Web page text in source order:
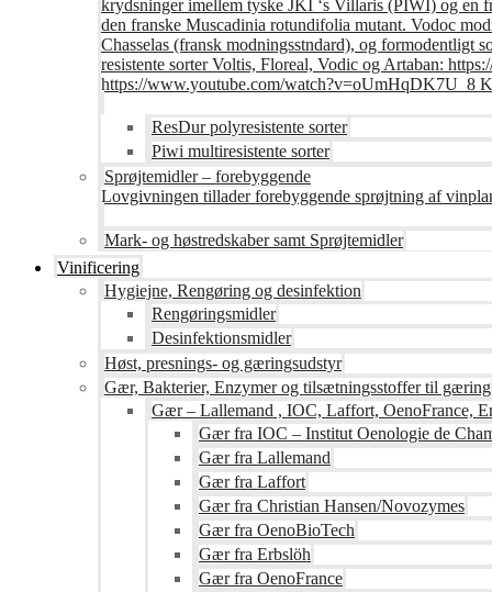
krydsninger imellem tyske JKI ‘s Villaris (PIWI) og en
den franske Muscadinia rotundifolia mutant. Vodoc
Chasselas (fransk modningsstndard), og formodentligt
resistente sorter Voltis, Floreal, Vodic og Artaban:
https://www.youtube.com/watch?v=oUmHqDK7U_8
ResDur polyresistente sorter
Piwi multiresistente sorter
Sprøjtemidler – forebyggende
Lovgivningen tillader forebyggende sprøjtning af
Mark- og høstredskaber samt Sprøjtemidler
Vinificering
Hygiejne, Rengøring og desinfektion
Rengøringsmidler
Desinfektionsmidler
Høst, presnings- og gæringsudstyr
Gær, Bakterier, Enzymer og tilsætningsstoffer til gæring
Gær – Lallemand , IOC, Laffort, OenoFrance,
Gær fra IOC – Institut Oenologie de
Gær fra Lallemand
Gær fra Laffort
Gær fra Christian Hansen/Novozymes
Gær fra OenoBioTech
Gær fra Erbslöh
Gær fra OenoFrance